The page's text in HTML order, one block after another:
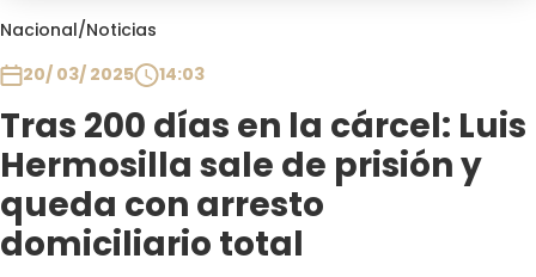
Nacional/Noticias
20/ 03/ 2025
14:03
Tras 200 días en la cárcel: Luis
Hermosilla sale de prisión y
queda con arresto
domiciliario total
Club De La Comedia
Plan Perfecto
El Tiempo
Sabingo
Todos Los Programas